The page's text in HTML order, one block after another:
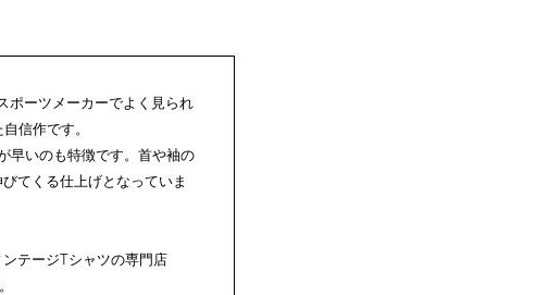
ポーツメーカーでよく見られ
信作です。
早いのも特徴です。首や袖の
てくる仕上げとなっていま
テージTシャツの専門店